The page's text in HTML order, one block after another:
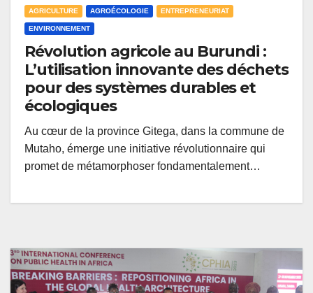
AGRICULTURE AGROÉCOLOGIE ENTREPRENEURIAT
ENVIRONNEMENT
Révolution agricole au Burundi :
L’utilisation innovante des déchets
pour des systèmes durables et
écologiques
Au cœur de la province Gitega, dans la commune de
Mutaho, émerge une initiative révolutionnaire qui
promet de métamorphoser fondamentalement…